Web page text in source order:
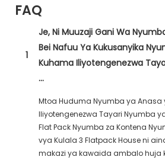
FAQ
1
Je, Ni Muuzaji Gani Wa
Bei Nafuu Ya Kukusanyika
Kuhama Iliyotengenezwa
...
Mtoa Huduma Nyumba ya Anasa
Iliyotengenezwa Tayari Nyumba
Flat Pack Nyumba za Kontena
vya Kulala 3 Flatpack House ni
makazi ya kawaida ambalo huja